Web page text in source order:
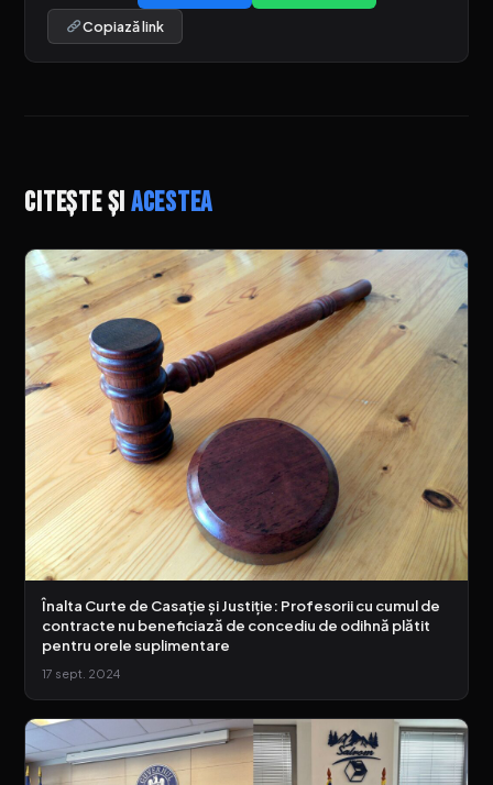
Copiază link
Citește șiacestea
Înalta Curte de Casaţie şi Justiţie: Profesorii cu cumul de
contracte nu beneficiază de concediu de odihnă plătit
pentru orele suplimentare
17 sept. 2024